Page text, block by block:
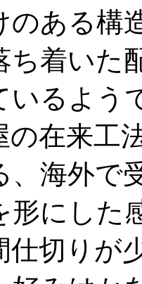
のある構
ち着いた
るよう
の在来工
、海外で
形にした
仕切りが